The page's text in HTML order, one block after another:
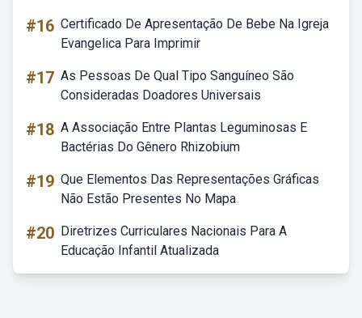
#16 Certificado De Apresentação De Bebe Na Igreja
Evangelica Para Imprimir
#17 As Pessoas De Qual Tipo Sanguíneo São
Consideradas Doadores Universais
#18 A Associação Entre Plantas Leguminosas E
Bactérias Do Gênero Rhizobium
#19 Que Elementos Das Representações Gráficas
Não Estão Presentes No Mapa
#20 Diretrizes Curriculares Nacionais Para A
Educação Infantil Atualizada